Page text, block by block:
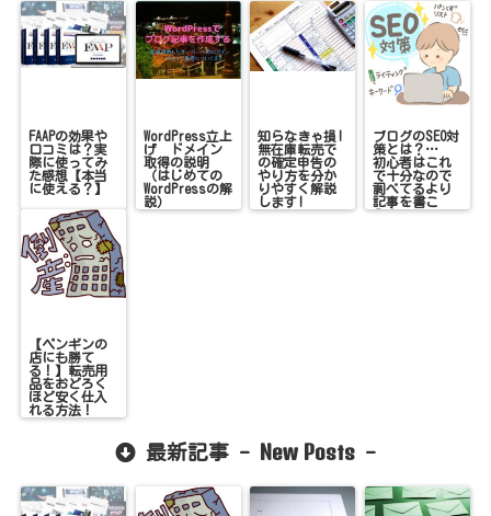
FAAPの効果や
口コミは？実
際に使ってみ
た感想【本当
に使える？】
WordPress立上
げ ドメイン
取得の説明
（はじめての
WordPressの解
説）
知らなきゃ損!
無在庫転売で
の確定申告の
やり方を分か
りやすく解説
します!
ブログのSEO対
策とは？…
初心者はこれ
で十分なので
調べてるより
記事を書こ
う！
【ペンギンの
店にも勝て
る！】転売用
品をおどろく
ほど安く仕入
れる方法！
最新記事 - New Posts -